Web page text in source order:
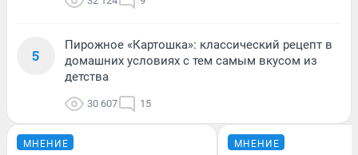
5
Пирожное «Картошка»: классический рецепт в
домашних условиях с тем самым вкусом из
детства
30 607 15
МНЕНИЕ МНЕНИЕ